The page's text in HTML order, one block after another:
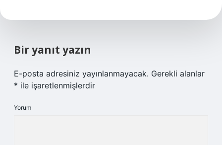
Bir yanıt yazın
E-posta adresiniz yayınlanmayacak. Gerekli alanlar
* ile işaretlenmişlerdir
Yorum